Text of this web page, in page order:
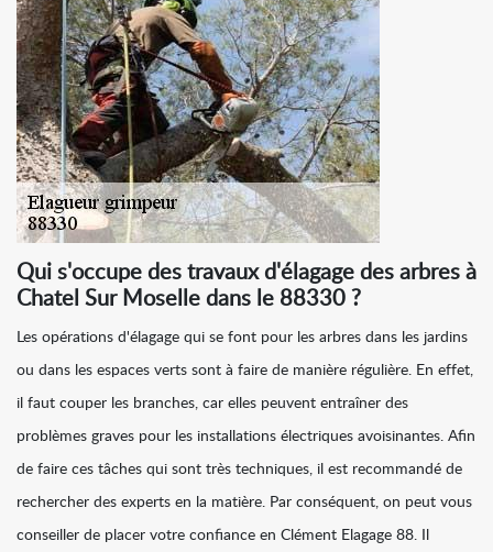
Qui s'occupe des travaux d'élagage des arbres à
Chatel Sur Moselle dans le 88330 ?
Les opérations d'élagage qui se font pour les arbres dans les jardins
ou dans les espaces verts sont à faire de manière régulière. En effet,
il faut couper les branches, car elles peuvent entraîner des
problèmes graves pour les installations électriques avoisinantes. Afin
de faire ces tâches qui sont très techniques, il est recommandé de
rechercher des experts en la matière. Par conséquent, on peut vous
conseiller de placer votre confiance en Clément Elagage 88. Il